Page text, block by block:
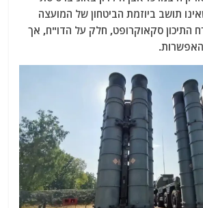
תושב ביוזמת הביטחון של המועצה
התיכון סקאוקרופט, חלק על הדו"ח, אך